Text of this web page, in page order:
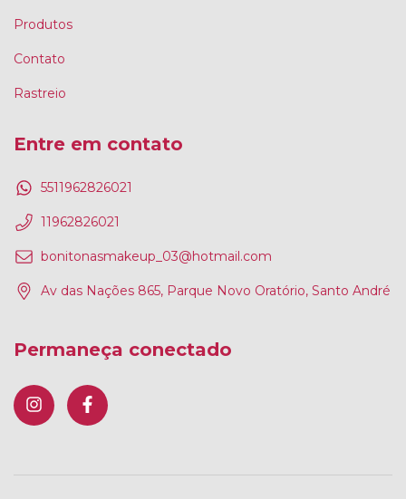
Produtos
Contato
Rastreio
Entre em contato
5511962826021
11962826021
bonitonasmakeup_03@hotmail.com
Av das Nações 865, Parque Novo Oratório, Santo André
Permaneça conectado